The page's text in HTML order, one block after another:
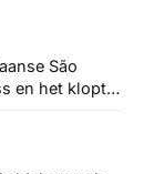
scans een
ik ze er
São
en het klopt